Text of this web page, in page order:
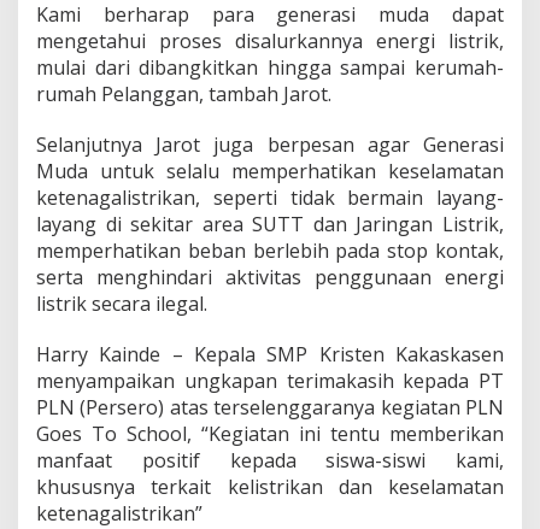
Kami berharap para generasi muda dapat
mengetahui proses disalurkannya energi listrik,
mulai dari dibangkitkan hingga sampai kerumah-
rumah Pelanggan, tambah Jarot.
Selanjutnya Jarot juga berpesan agar Generasi
Muda untuk selalu memperhatikan keselamatan
ketenagalistrikan, seperti tidak bermain layang-
layang di sekitar area SUTT dan Jaringan Listrik,
memperhatikan beban berlebih pada stop kontak,
serta menghindari aktivitas penggunaan energi
listrik secara ilegal.
Harry Kainde – Kepala SMP Kristen Kakaskasen
menyampaikan ungkapan terimakasih kepada PT
PLN (Persero) atas terselenggaranya kegiatan PLN
Goes To School, “Kegiatan ini tentu memberikan
manfaat positif kepada siswa-siswi kami,
khususnya terkait kelistrikan dan keselamatan
ketenagalistrikan”